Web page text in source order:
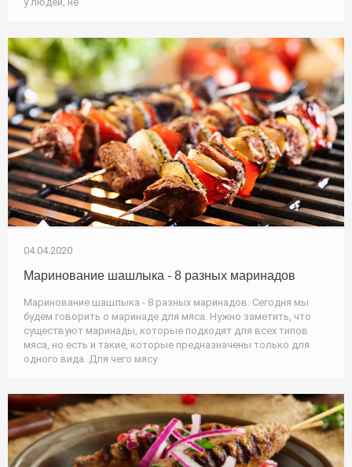
04.04.2020
Маринование шашлыка - 8 разных маринадов
Маринование шашлыка - 8 разных маринадов. Сегодня мы
будем говорить о маринаде для мяса. Нужно заметить, что
существуют маринады, которые подходят для всех типов
мяса, но есть и такие, которые предназначены только для
одного вида. Для чего мясу